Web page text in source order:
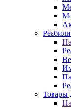
Товары